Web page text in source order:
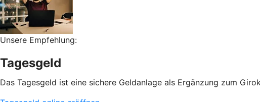
Unsere Empfehlung:
Tagesgeld
Das Tagesgeld ist eine sichere Geldanlage als Ergänzung zum